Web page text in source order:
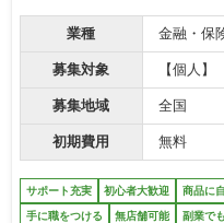
業種 金融・保
募集対象 【個人】
募集地域 全国
初期費用 無料
サポート充実 初心者大歓迎 商品に
手に職をつける 無店舗可能 副業で